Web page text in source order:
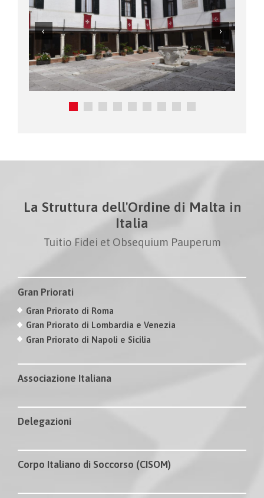
La Struttura dell'Ordine di Malta in
Italia
Tuitio Fidei et Obsequium Pauperum
Gran Priorati
Gran Priorato di Roma
Gran Priorato di Lombardia e Venezia
Gran Priorato di Napoli e Sicilia
Associazione Italiana
Delegazioni
Corpo Italiano di Soccorso (CISOM)